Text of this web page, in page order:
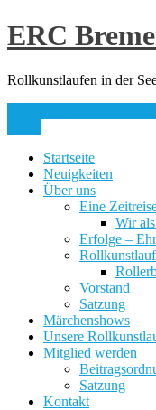
Skip
to
ERC
Rollkunstlaufen in der
Startseite
Neuigkeiten
Über uns
Eine
Wir
Erfolge –
Rollkunstlauf
Vorstand
Satzung
Märchenshows
Unsere
Mitglied werden
Satzung
Kontakt